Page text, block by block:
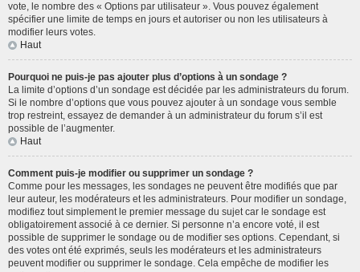
vote, le nombre des « Options par utilisateur ». Vous pouvez également
spécifier une limite de temps en jours et autoriser ou non les utilisateurs à
modifier leurs votes.
Haut
Pourquoi ne puis-je pas ajouter plus d’options à un sondage ?
La limite d’options d’un sondage est décidée par les administrateurs du forum.
Si le nombre d’options que vous pouvez ajouter à un sondage vous semble
trop restreint, essayez de demander à un administrateur du forum s’il est
possible de l’augmenter.
Haut
Comment puis-je modifier ou supprimer un sondage ?
Comme pour les messages, les sondages ne peuvent être modifiés que par
leur auteur, les modérateurs et les administrateurs. Pour modifier un sondage,
modifiez tout simplement le premier message du sujet car le sondage est
obligatoirement associé à ce dernier. Si personne n’a encore voté, il est
possible de supprimer le sondage ou de modifier ses options. Cependant, si
des votes ont été exprimés, seuls les modérateurs et les administrateurs
peuvent modifier ou supprimer le sondage. Cela empêche de modifier les